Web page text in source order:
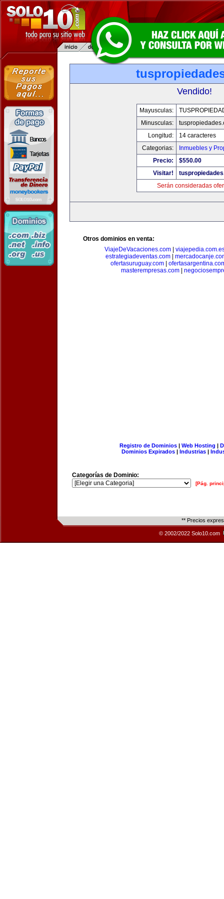
Vendido!
Mayusculas:
Minusculas:
Longitud:
14 caracteres
Categorias:
Inmuebles y
Precio:
$550.00
Visitar!
Serán consideradas
Otros dominios en venta:
ViajeDeVacaciones.com
estrategiadeventas.com|
ofertasuruguay.com|
masterempresas.com|
Registro de Dominios| Web Hosting |
Dominios Expirados | Industrias |
Categorías de Dominio:
[Pág.
** Precios
© 2002/2022 Solo10.com